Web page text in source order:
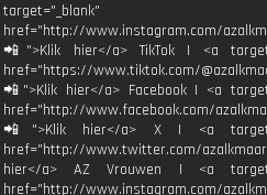
target="_blank"
href="http://www.instagram.com/
📲">Klik hier</a> TikTok | <a
href="https://www.tiktok.com/
📲">Klik hier</a> Facebook | <a
href="http://www.facebook.com/
📲">Klik hier</a> X | <a
href="http://www.twitter.com/
hier</a> AZ Vrouwen | <a
href="http://www.instagram.com/